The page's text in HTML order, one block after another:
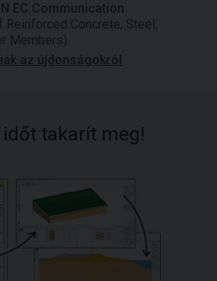
EC Communication
Reinforced Concrete, Steel,
Members)
az újdonságokról
időt takarít meg!